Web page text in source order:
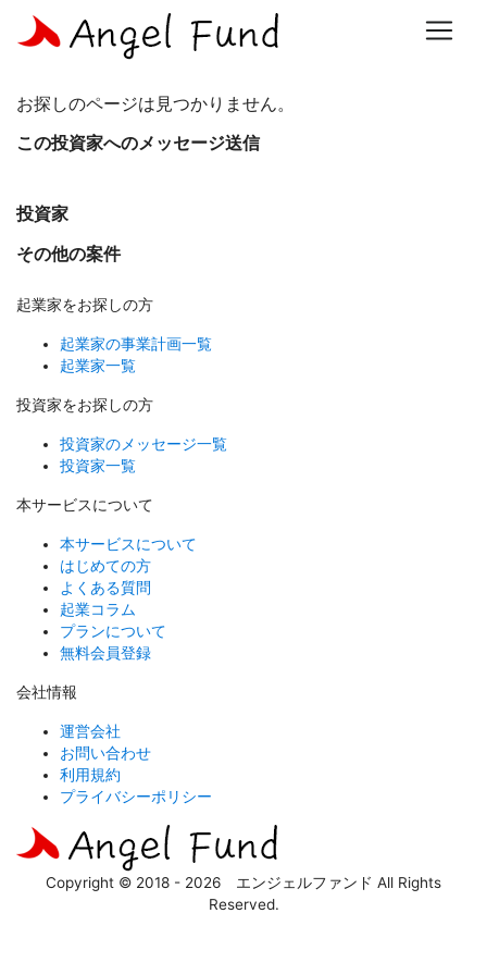
お探しのページは見つかりません。
この投資家へのメッセージ送信
投資家
その他の案件
起業家をお探しの方
起業家の事業計画一覧
起業家一覧
投資家をお探しの方
投資家のメッセージ一覧
投資家一覧
本サービスについて
本サービスについて
はじめての方
よくある質問
起業コラム
プランについて
無料会員登録
会社情報
運営会社
お問い合わせ
利用規約
プライバシーポリシー
Copyright © 2018 - 2026 エンジェルファンド All Rights
Reserved.